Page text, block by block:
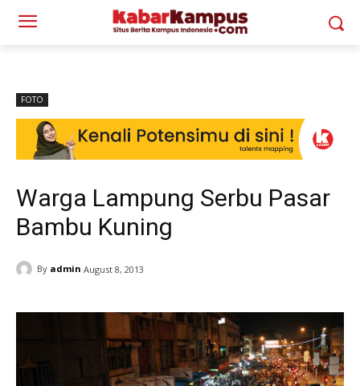
FOTO
Warga Lampung Serbu Pasar
Bambu Kuning
By admin August 8, 2013